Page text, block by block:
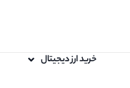
خرید ارز دیجیتال